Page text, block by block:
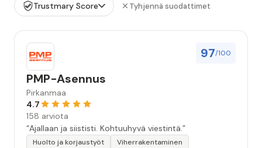
Trustmary Score
Tyhjennä suodattimet
97/100
PMP-Asennus
Pirkanmaa
4.7
158 arviota
“Ajallaan ja siististi. Kohtuuhyvä viestintä.”
Huolto ja korjaustyöt
Viherrakentaminen